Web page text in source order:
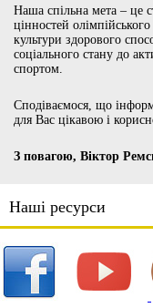
Наша спільна мета – це
цінностей
культури здорового
соціального стану до
спортом.
Сподіваємося, що
для Вас цікавою і
З повагою, Віктор
Наші ресурси